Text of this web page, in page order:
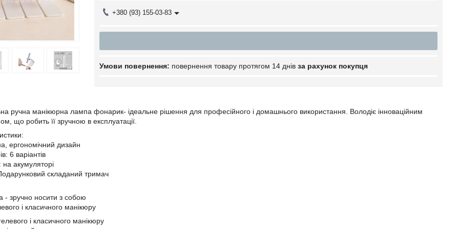
+380 (93) 155-03-83
повернення товару протягом 14 днів за рахунок покупця
ручна манікюрна лампа фонарик- ідеальне рішення для професійного і домашнього використання. Володіє інноваційним
що робить її зручною в експлуатації.
ергономічний дизайн
6 варіантів
акумуляторі
складаний тримач
- зручно носити з собою
і класичного манікюру
і класичного манікюру